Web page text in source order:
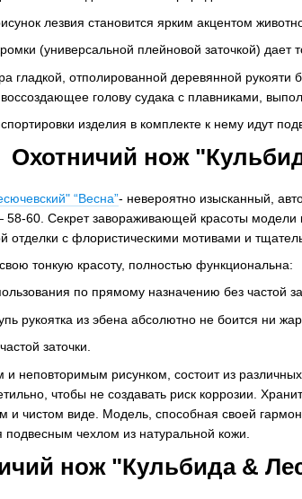
лезвия становится ярким акцентом
(универсальной плейновой заточкой) дает
гладкой, отполированной деревянной
голову судака с плавниками,
изделия в комплекте к нему идут
Охотничий нож
“Весна”- невероятно изысканный,
60. Секрет завораживающей красоты модели
отделки с флористическими мотивами и
тонкую красоту, полностью функциональна:
по прямому назначению без частой
рукоятка из эбена абсолютно не боится ни
заточки.
и неповторимым рисунком, состоит из
чтобы не создавать риск коррозии.
и чистом виде. Модель, способная своей
подвесным чехлом из натуральной кожи.
нож "Кульбида &